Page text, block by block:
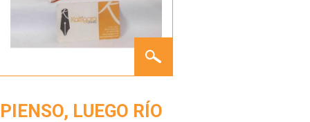
LUEGO
PIENSO, LUEGO RÍO